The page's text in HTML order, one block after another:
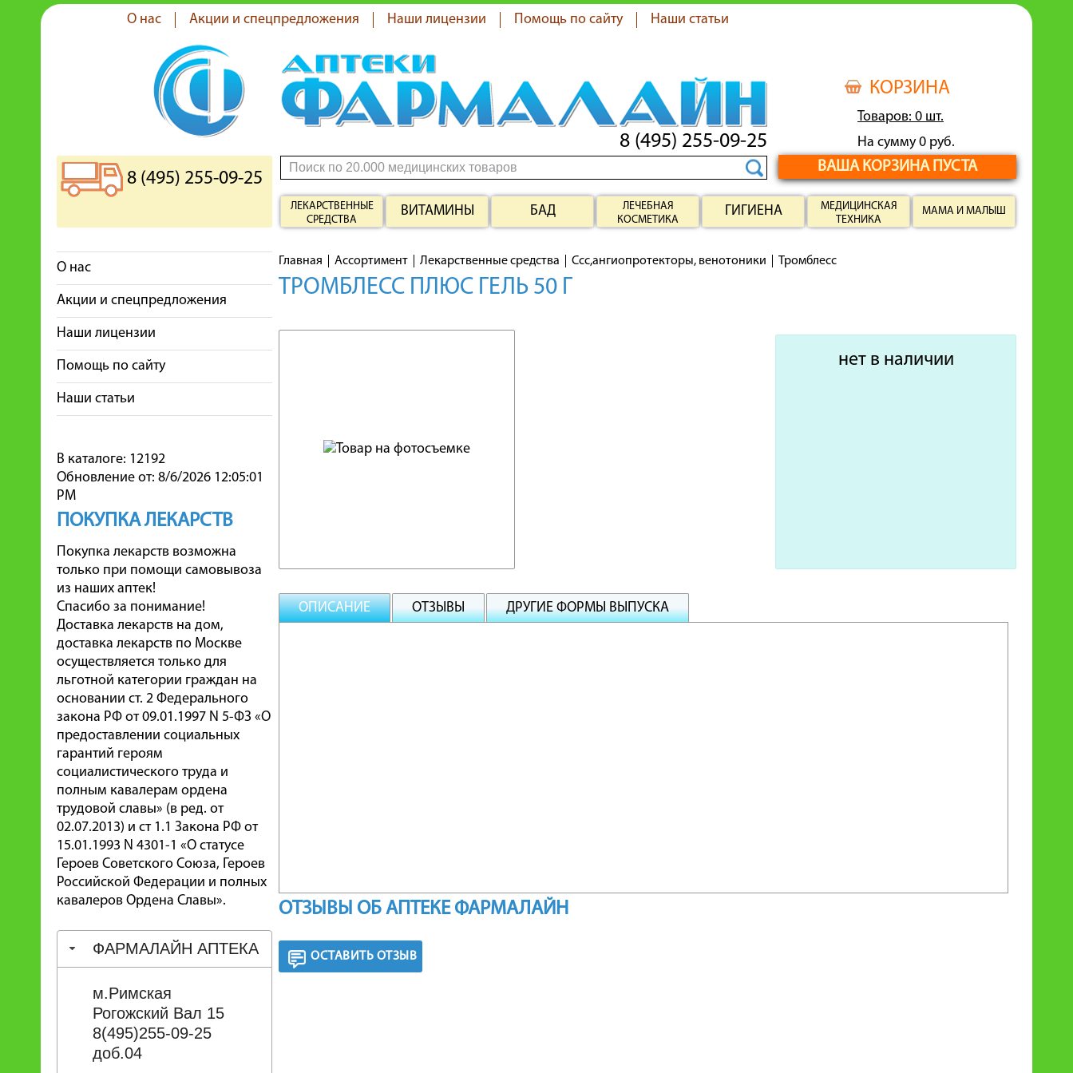
О нас Акции и спецпредложения Наши лицензии Помощь по сайту Наши статьи
КОРЗИНА
Товаров: 0 шт.
На сумму 0 руб.
ВАША КОРЗИНА ПУСТА
8 (495) 255-09-25
8 (495) 255-09-25
ЛЕКАРСТВЕННЫЕ
СРЕДСТВА
ВИТАМИНЫ БАД
ЛЕЧЕБНАЯ
КОСМЕТИКА
ГИГИЕНА
МЕДИЦИНСКАЯ
ТЕХНИКА
МАМА И МАЛЫШ
О нас
Акции и спецпредложения
Наши лицензии
Помощь по сайту
Наши статьи
В каталоге: 12192
Обновление от: 8/6/2026 12:05:01
PM
ПОКУПКА ЛЕКАРСТВ
Покупка лекарств возможна
только при помощи самовывоза
из наших аптек!
Спасибо за понимание!
Доставка лекарств на дом,
доставка лекарств по Москве
осуществляется только для
льготной категории граждан на
основании ст. 2 Федерального
закона РФ от 09.01.1997 N 5-ФЗ «О
предоставлении социальных
гарантий героям
социалистического труда и
полным кавалерам ордена
трудовой славы» (в ред. от
02.07.2013) и ст 1.1 Закона РФ от
15.01.1993 N 4301-1 «О статусе
Героев Советского Союза, Героев
Российской Федерации и полных
кавалеров Ордена Славы».
ФАРМАЛАЙН АПТЕКА
м.Римская
Рогожский Вал 15
8(495)255-09-25
доб.04
Главная Ассортимент Лекарственные средства Ссс,ангиопротекторы, венотоники Тромблесс
ТРОМБЛЕСС ПЛЮС ГЕЛЬ 50 Г
нет в наличии
ОПИСАНИЕ ОТЗЫВЫ ДРУГИЕ ФОРМЫ ВЫПУСКА
ОТЗЫВЫ ОБ АПТЕКЕ ФАРМАЛАЙН
ОСТАВИТЬ ОТЗЫВ